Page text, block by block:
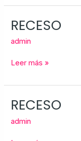
RECESO
admin
RECESO
Leer más »
RECESO
admin
RECESO